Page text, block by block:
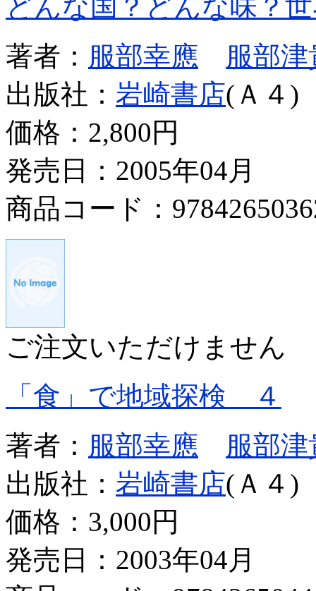
どんな国？どんな味？
著者： 服部幸應
服部
出版社： 岩崎書店(Ａ４)
価格： 2,800円
発売日：2005年04月
商品コード：
ご注文いただけません
「食」で地域探検 ４
著者： 服部幸應
服部
出版社： 岩崎書店(Ａ４)
価格： 3,000円
発売日：2003年04月